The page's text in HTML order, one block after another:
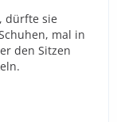
dürfte sie
mal in
den Sitzen